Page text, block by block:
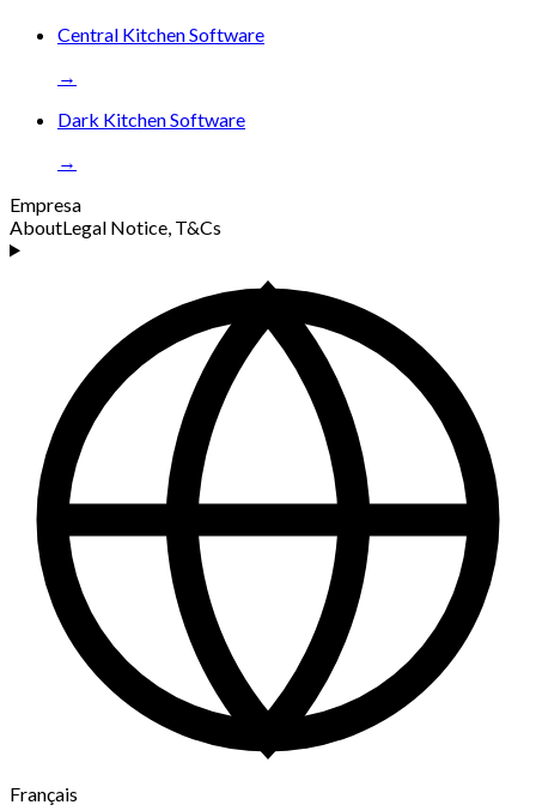
Central Kitchen Software
→
Dark Kitchen Software
→
Empresa
AboutLegal Notice, T&Cs
Français